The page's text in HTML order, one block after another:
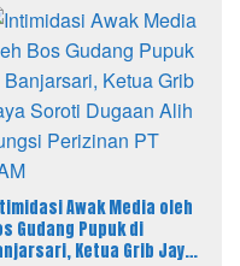
Awak Media oleh
Gudang Pupuk di
Ketua Grib Jaya